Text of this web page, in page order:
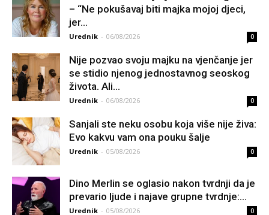
– “Ne pokušavaj biti majka mojoj djeci,
jer...
Urednik - 06/08/2026 0
Nije pozvao svoju majku na vjenčanje jer
se stidio njenog jednostavnog seoskog
života. Ali...
Urednik - 06/08/2026 0
Sanjali ste neku osobu koja više nije živa:
Evo kakvu vam ona pouku šalje
Urednik - 05/08/2026 0
Dino Merlin se oglasio nakon tvrdnji da je
prevario ljude i najave grupne tvrdnje:...
Urednik - 05/08/2026 0